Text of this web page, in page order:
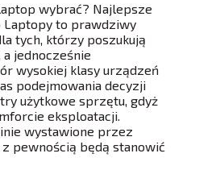
wybrać? Najlepsze
Laptopy to prawdziwy
tych, którzy poszukują
jednocześnie
wysokiej klasy urządzeń
podejmowania decyzji
użytkowe sprzętu, gdyż
eksploatacji.
wystawione przez
pewnością będą stanowić